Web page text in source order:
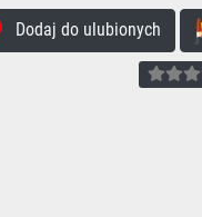
Dodaj do ulubionych